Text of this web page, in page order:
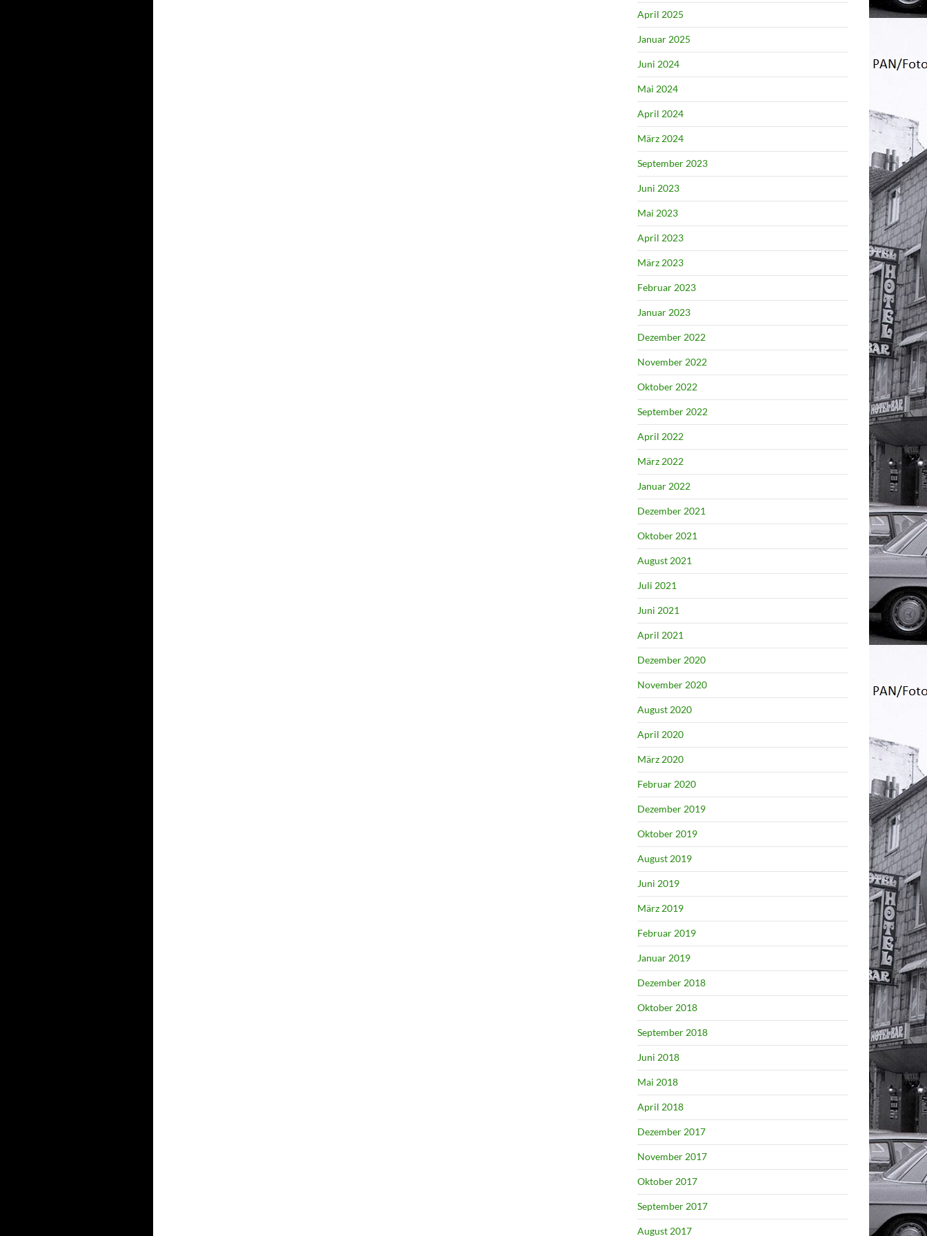
April 2025
Januar 2025
Juni 2024
Mai 2024
April 2024
März 2024
September 2023
Juni 2023
Mai 2023
April 2023
März 2023
Februar 2023
Januar 2023
Dezember 2022
November 2022
Oktober 2022
September 2022
April 2022
März 2022
Januar 2022
Dezember 2021
Oktober 2021
August 2021
Juli 2021
Juni 2021
April 2021
Dezember 2020
November 2020
August 2020
April 2020
März 2020
Februar 2020
Dezember 2019
Oktober 2019
August 2019
Juni 2019
März 2019
Februar 2019
Januar 2019
Dezember 2018
Oktober 2018
September 2018
Juni 2018
Mai 2018
April 2018
Dezember 2017
November 2017
Oktober 2017
September 2017
August 2017